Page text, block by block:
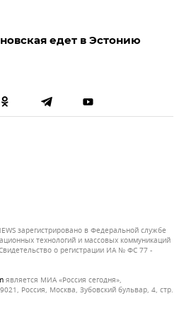
едет в Эстонию
зарегистрировано в Федеральной службе
технологий и массовых коммуникаций
о регистрации ИА № ФС 77 -
является МИА «Россия сегодня»,
Россия, Москва, Зубовский бульвар, 4, стр.